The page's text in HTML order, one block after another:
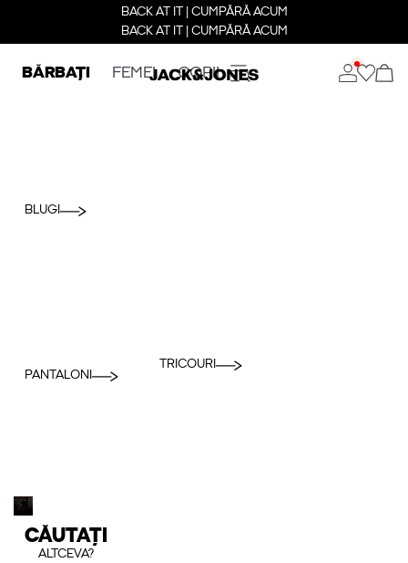
BACK AT IT | CUMPĂRĂ ACUM
BACK AT IT | CUMPĂRĂ ACUM
BĂRBAȚI FEMEI COPII
BLUGI
PANTALONI
TRICOURI
CĂUTAȚI
ALTCEVA?